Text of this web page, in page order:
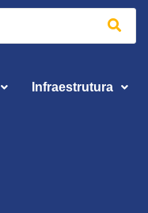
Infraestrutura